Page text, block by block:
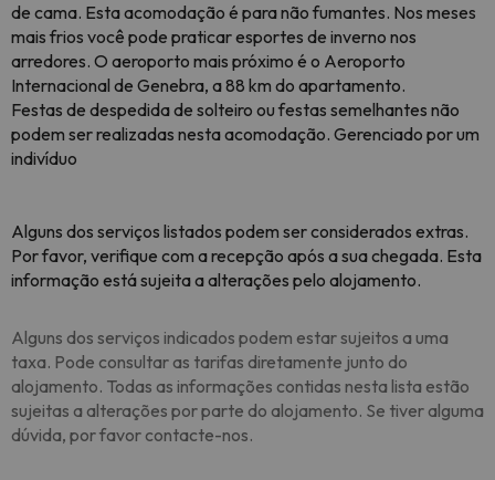
de cama. Esta acomodação é para não fumantes. Nos meses
mais frios você pode praticar esportes de inverno nos
arredores. O aeroporto mais próximo é o Aeroporto
Internacional de Genebra, a 88 km do apartamento.
Festas de despedida de solteiro ou festas semelhantes não
podem ser realizadas nesta acomodação. Gerenciado por um
indivíduo
Alguns dos serviços listados podem ser considerados extras.
Por favor, verifique com a recepção após a sua chegada. Esta
informação está sujeita a alterações pelo alojamento.
Alguns dos serviços indicados podem estar sujeitos a uma
taxa. Pode consultar as tarifas diretamente junto do
alojamento. Todas as informações contidas nesta lista estão
sujeitas a alterações por parte do alojamento. Se tiver alguma
dúvida, por favor contacte-nos.